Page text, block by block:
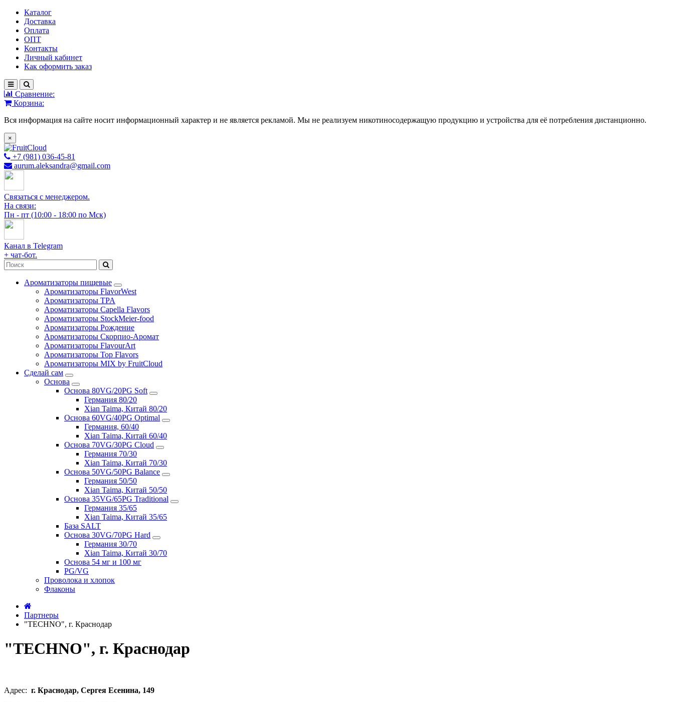
Каталог
Доставка
Оплата
ОПТ
Контакты
Личный кабинет
Как оформить заказ
Сравнение:
Корзина:
Вся информация на сайте носит информационный характер и не является рекламой. Мы не реализуем никотиносодержащую продукцию и устройства для её потребления дистанционно.
×
+7 (981) 036-45-81
aurum.aleksandra@gmail.com
Связаться с менеджером.
На связи:
Пн - пт (10:00 - 18:00 по Мск)
Канал в Telegram
+ чат-бот.
Ароматизаторы пищевые
Ароматизаторы FlavorWest
Ароматизаторы TPA
Ароматизаторы Capella Flavors
Ароматизаторы StockMeier-food
Ароматизаторы Рождение
Ароматизаторы Скорпио-Аромат
Ароматизаторы FlavourArt
Ароматизаторы Top Flavors
Ароматизаторы MIX by FruitCloud
Сделай сам
Основа
Основа 80VG/20PG Soft
Германия 80/20
Xian Taima, Китай 80/20
Основа 60VG/40PG Optimal
Германия, 60/40
Xian Taima, Китай 60/40
Основа 70VG/30PG Cloud
Германия 70/30
Xian Taima, Китай 70/30
Основа 50VG/50PG Balance
Германия 50/50
Xian Taima, Китай 50/50
Основа 35VG/65PG Traditional
Германия 35/65
Xian Taima, Китай 35/65
База SALT
Основа 30VG/70PG Hard
Германия 30/70
Xian Taima, Китай 30/70
Основа 54 мг и 100 мг
PG/VG
Проволока и хлопок
Флаконы
Партнеры
"TECHNO", г. Краснодар
"TECHNO", г. Краснодар
Адрес: г. Краснодар, Сергея Есенина, 149